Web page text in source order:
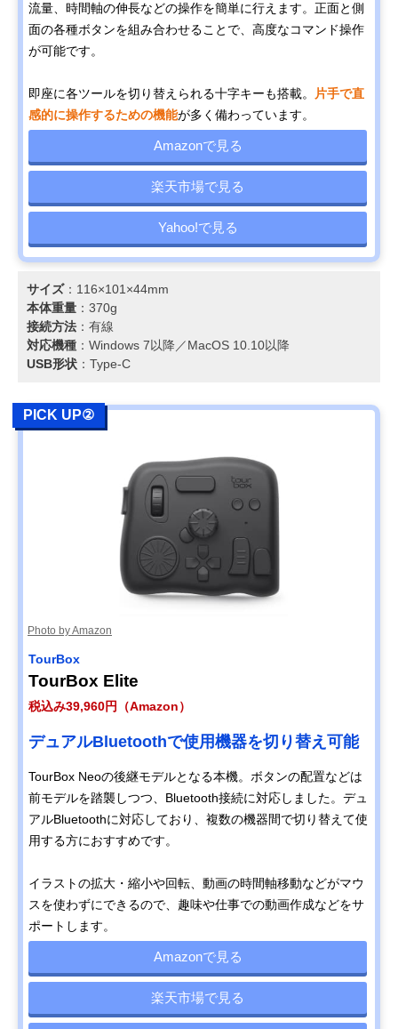
流量、時間軸の伸長などの操作を簡単に行えます。正面と側
面の各種ボタンを組み合わせることで、高度なコマンド操作
が可能です。
即座に各ツールを切り替えられる十字キーも搭載。
片手で直
感的に操作するための機能が多く備わっています。
Amazonで見る
楽天市場で見る
Yahoo!で見る
サイズ：116×101×44mm
本体重量 ：370g
接続方法 ：有線
対応機種 ：Windows 7以降／MacOS 10.10以降
USB形状 ：Type-C
PICK UP②
Photo by Amazon
TourBox
TourBox Elite
税込み39,960円（Amazon）
デュアルBluetoothで使用機器を切り替え可能
TourBox Neoの後継モデルとなる本機。ボタンの配置などは
前モデルを踏襲しつつ、Bluetooth接続に対応しました。デュ
アルBluetoothに対応しており、複数の機器間で切り替えて使
用する方におすすめです。
イラストの拡大・縮小や回転、動画の時間軸移動などがマウ
スを使わずにできるので、趣味や仕事での動画作成などをサ
ポートします。
Amazonで見る
楽天市場で見る